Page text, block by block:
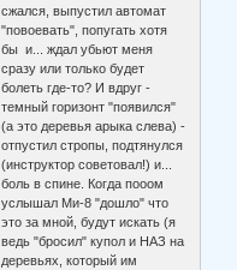
сжался, выпустил автомат
"повоевать", попугать хотя
бы и... ждал убьют меня
сразу или только будет
болеть где-то? И вдруг -
темный горизонт "появился"
(а это деревья арыка слева) -
отпустил стропы, подтянулся
(инструктор советовал!) и...
боль в спине. Когда пооом
услышал Ми-8 "дошло" что
это за мной, будут искать (я
ведь "бросил" купол и НАЗ на
деревьях, который им